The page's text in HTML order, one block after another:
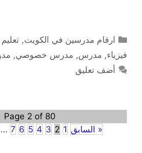
التصنيفات
ارقام مدرسين في الكويت,
فيزياء, مدرس, مدرس خصوصي,
أضف تعليق
Page 2 of 80
« السابق 1
2
3
4
5
6
7
…